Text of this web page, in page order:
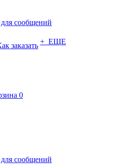
для сообщений
заказать + ЕЩЕ
0
для сообщений